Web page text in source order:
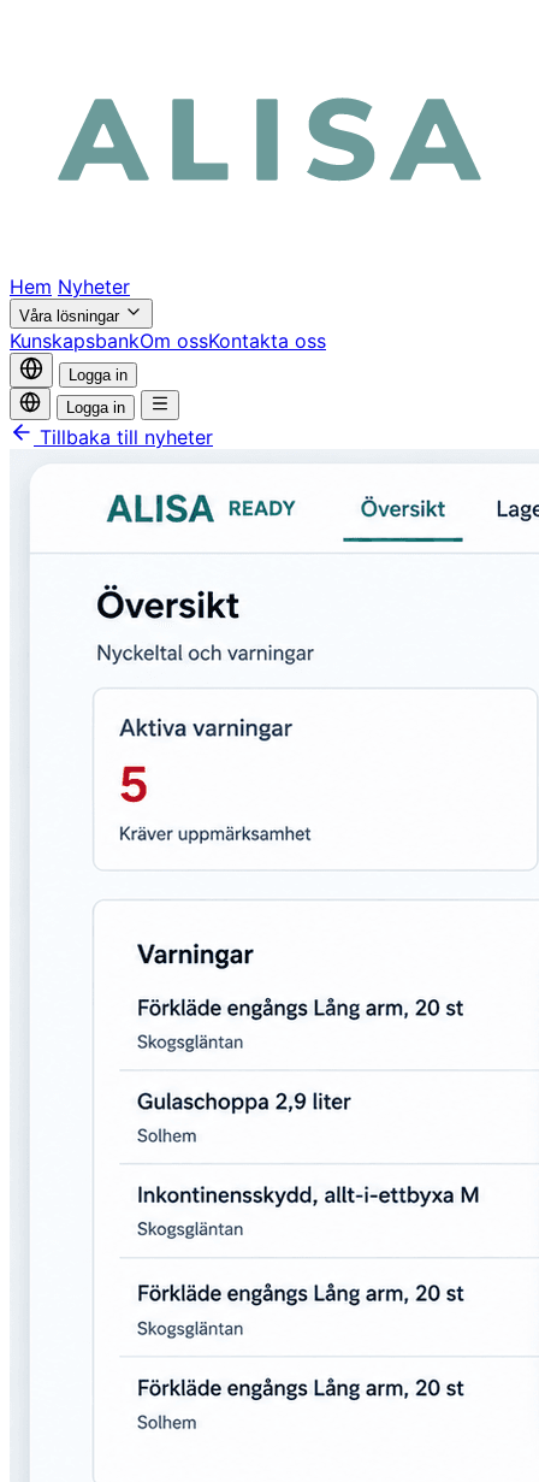
Hem Nyheter
Våra lösningar
KunskapsbankOm ossKontakta oss
Logga in
Logga in
Tillbaka till nyheter